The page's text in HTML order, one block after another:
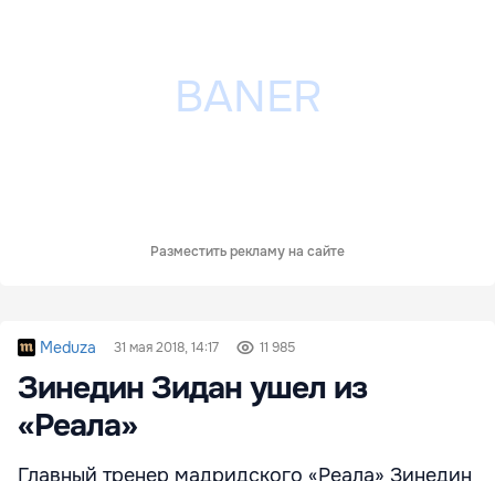
Разместить рекламу на сайте
Meduza 31 мая 2018, 14:17 11 985
Зинедин Зидан ушел из
«Реала»
Главный тренер мадридского «Реала» Зинедин